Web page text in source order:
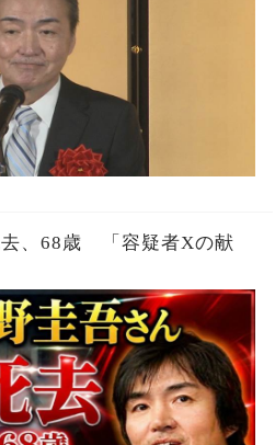
、68歳 「容疑者Xの献